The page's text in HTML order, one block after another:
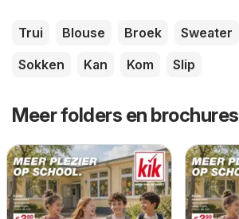
Trui Blouse Broek Sweater
Sokken
Kan Kom Slip
Meer folders en brochures